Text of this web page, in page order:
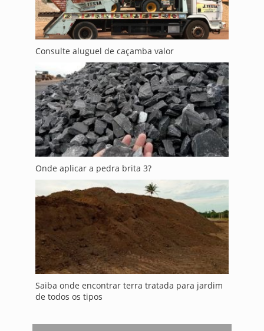
Consulte aluguel de caçamba valor
Onde aplicar a pedra brita 3?
Saiba onde encontrar terra tratada para jardim
de todos os tipos